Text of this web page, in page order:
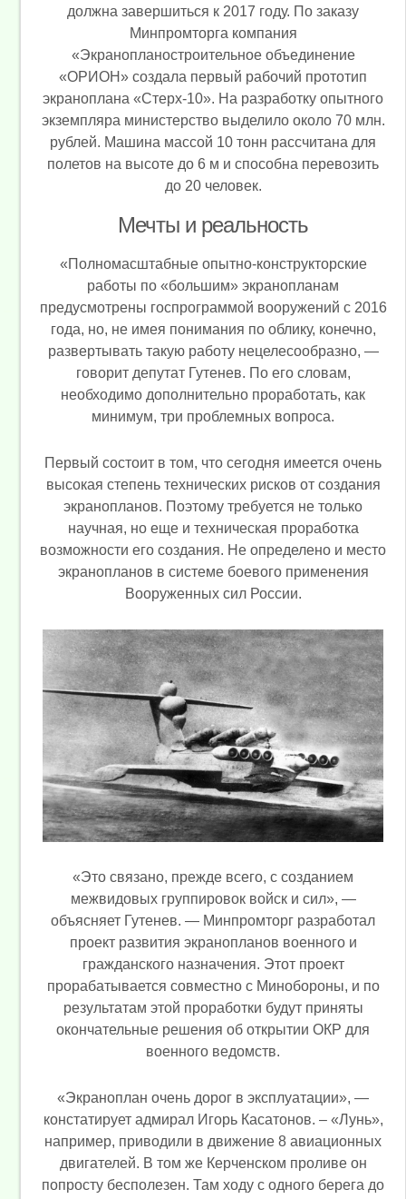
должна завершиться к 2017 году. По заказу
Минпромторга компания
«Экранопланостроительное объединение
«ОРИОН» создала первый рабочий прототип
экраноплана «Стерх-10». На разработку опытного
экземпляра министерство выделило около 70 млн.
рублей. Машина массой 10 тонн рассчитана для
полетов на высоте до 6 м и способна перевозить
до 20 человек.
Мечты и реальность
«Полномасштабные опытно-конструкторские
работы по «большим» экранопланам
предусмотрены госпрограммой вооружений с 2016
года, но, не имея понимания по облику, конечно,
развертывать такую работу нецелесообразно, —
говорит депутат Гутенев. По его словам,
необходимо дополнительно проработать, как
минимум, три проблемных вопроса.
Первый состоит в том, что сегодня имеется очень
высокая степень технических рисков от создания
экранопланов. Поэтому требуется не только
научная, но еще и техническая проработка
возможности его создания. Не определено и место
экранопланов в системе боевого применения
Вооруженных сил России.
«Это связано, прежде всего, с созданием
межвидовых группировок войск и сил», —
объясняет Гутенев. — Минпромторг разработал
проект развития экранопланов военного и
гражданского назначения. Этот проект
прорабатывается совместно с Минобороны, и по
результатам этой проработки будут приняты
окончательные решения об открытии ОКР для
военного ведомств.
«Экраноплан очень дорог в эксплуатации», —
констатирует адмирал Игорь Касатонов. – «Лунь»,
например, приводили в движение 8 авиационных
двигателей. В том же Керченском проливе он
попросту бесполезен. Там ходу с одного берега до